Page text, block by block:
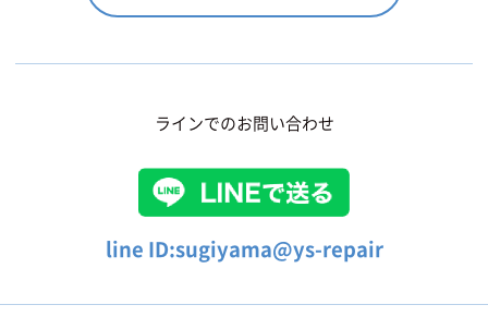
ラインでのお問い合わせ
line ID:sugiyama@ys-repair